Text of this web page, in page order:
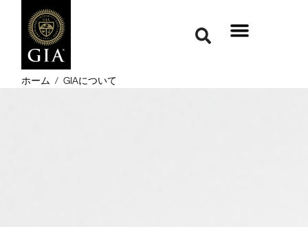
ホーム / GIAについて